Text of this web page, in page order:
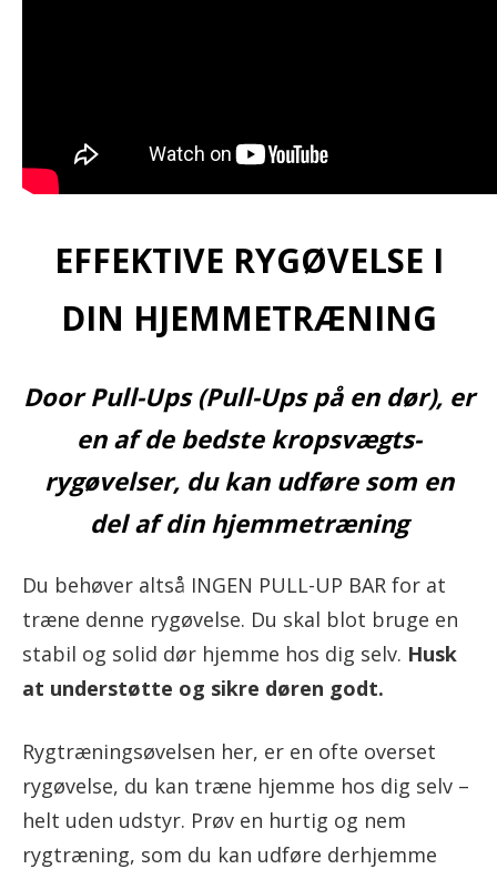
EFFEKTIVE RYGØVELSE I
DIN HJEMMETRÆNING
Door Pull-Ups (Pull-Ups på en dør), er
en af de bedste kropsvægts-
rygøvelser, du kan udføre som en
del af din hjemmetræning
Du behøver altså INGEN PULL-UP BAR for at
træne denne rygøvelse. Du skal blot bruge en
stabil og solid dør hjemme hos dig selv. Husk
at understøtte og sikre døren godt.
Rygtræningsøvelsen her, er en ofte overset
rygøvelse, du kan træne hjemme hos dig selv –
helt uden udstyr. Prøv en hurtig og nem
rygtræning, som du kan udføre derhjemme